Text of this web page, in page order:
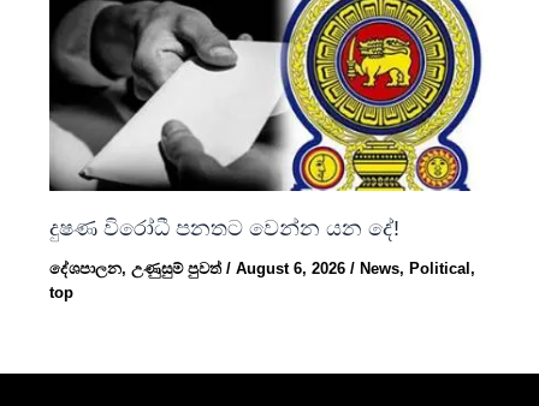
දුෂණ විරෝධී පනතට වෙන්න යන දේ!
දේශපාලන,උණුසුම් පුවත්/August 6, 2026/News,Political,
top